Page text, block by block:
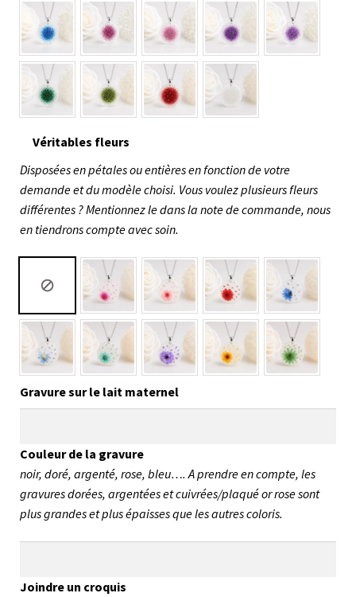
Véritables fleurs
Disposées en pétales ou entières en fonction de votre
demande et du modèle choisi. Vous voulez plusieurs fleurs
différentes ? Mentionnez le dans la note de commande, nous
en tiendrons compte avec soin.
Gravure sur le lait maternel
Couleur de la gravure
noir, doré, argenté, rose, bleu…. A prendre en compte, les
gravures dorées, argentées et cuivrées/plaqué or rose sont
plus grandes et plus épaisses que les autres coloris.
Joindre un croquis